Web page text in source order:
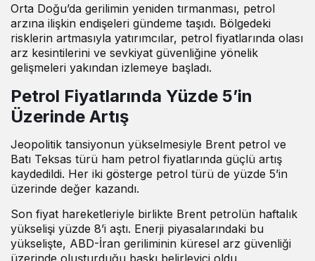
Orta Doğu’da gerilimin yeniden tırmanması, petrol
arzına ilişkin endişeleri gündeme taşıdı. Bölgedeki
risklerin artmasıyla yatırımcılar, petrol fiyatlarında olası
arz kesintilerini ve sevkiyat güvenliğine yönelik
gelişmeleri yakından izlemeye başladı.
Petrol Fiyatlarında Yüzde 5’in
Üzerinde Artış
Jeopolitik tansiyonun yükselmesiyle Brent petrol ve
Batı Teksas türü ham petrol fiyatlarında güçlü artış
kaydedildi. Her iki gösterge petrol türü de yüzde 5’in
üzerinde değer kazandı.
Son fiyat hareketleriyle birlikte Brent petrolün haftalık
yükselişi yüzde 8’i aştı. Enerji piyasalarındaki bu
yükselişte, ABD-İran geriliminin küresel arz güvenliği
üzerinde oluşturduğu baskı belirleyici oldu.